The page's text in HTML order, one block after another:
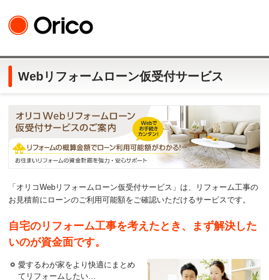
Webリフォームローン仮受付サービス
「オリコWebリフォームローン仮受付サービス」は、リフォーム工事の
お見積前にローンのご利用可能額をご確認いただけるサービスです。
自宅のリフォーム工事を考えたとき、まず解決した
いのが資金面です。
愛するわが家をより快適にまとめ
てリフォームしたい…